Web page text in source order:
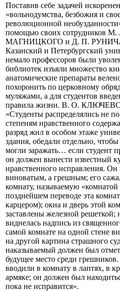
Поставив себе задачей
«вольнодумства, безбожия и
революционной
помощью своих сотрудников М.
МАГНИЦКОГО и Д. П. РУНИЧА
Казанский и Петербургский
немало профессоров были
библиотек изъяли множество
анатомические препараты
похоронить по церковному
муляжами, а для студентов
правила жизни. В. О.
«Студенты распределялись не
степеням нравственного
разряд жил в особом этаже
здания, обедали отдельно,
могли заражать… если студент
он должен вынести известный
нравственного исправления. Он
виноватым, а грешным; его
комнату, называемую «комнатой
позднейшем переводе эта
карцером); окна и дверь этой
заставлены железной решеткой;
виднелась надпись из
самой комнате на одной стене
на другой картина страшного
наказываемый должен был
будущее место среди грешников.
вводили в комнату в лаптях, в
армяке; он должен был
пока не исправится».